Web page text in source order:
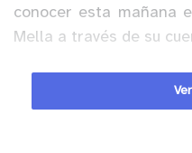
conocer esta mañana
Mella a través de su
La noticia fue